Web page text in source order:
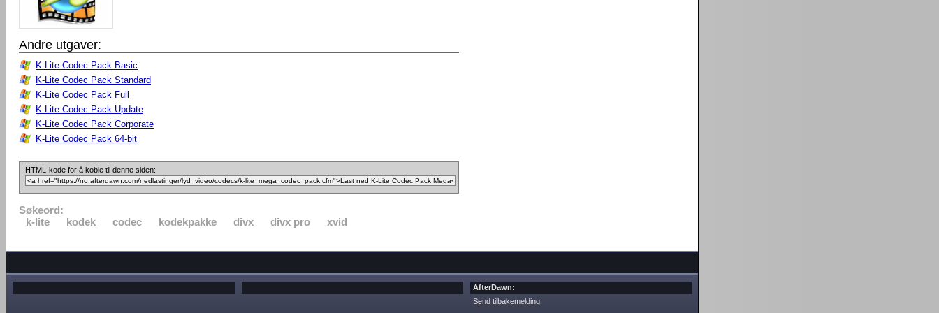
Andre utgaver:
K-Lite Codec Pack Basic
K-Lite Codec Pack Standard
K-Lite Codec Pack Full
K-Lite Codec Pack Update
K-Lite Codec Pack Corporate
K-Lite Codec Pack 64-bit
HTML-kode for å koble til denne siden:
Søkeord:
k-lite
kodek codec kodekpakke divx divx pro xvid
AfterDawn:
Send tilbakemelding